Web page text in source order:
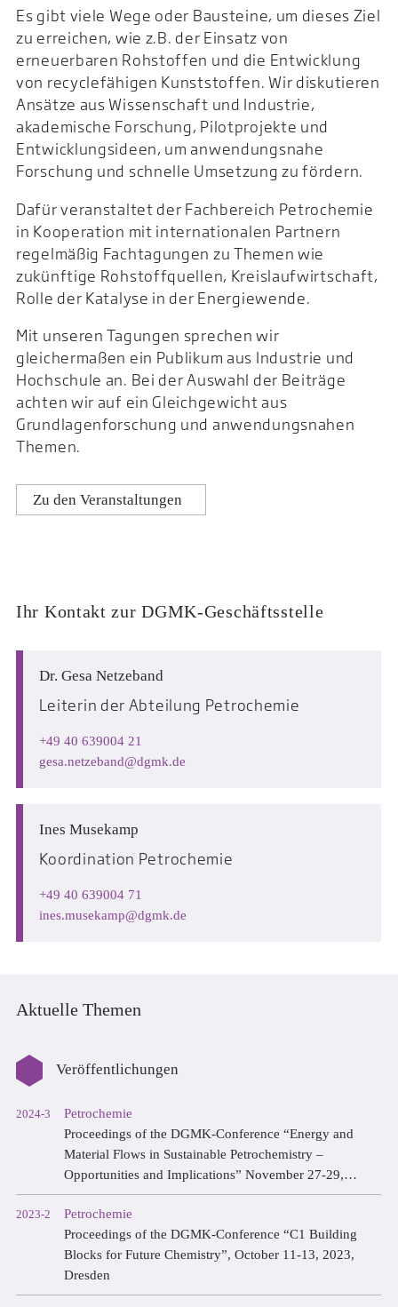
Es gibt viele Wege oder Bausteine, um dieses Ziel
zu erreichen, wie z.B. der Einsatz von
erneuerbaren Rohstoffen und die Entwicklung
von recyclefähigen Kunststoffen. Wir diskutieren
Ansätze aus Wissenschaft und Industrie,
akademische Forschung, Pilotprojekte und
Entwicklungsideen, um anwendungsnahe
Forschung und schnelle Umsetzung zu fördern.
Dafür veranstaltet der Fachbereich Petrochemie
in Kooperation mit internationalen Partnern
regelmäßig Fachtagungen zu Themen wie
zukünftige Rohstoffquellen, Kreislaufwirtschaft,
Rolle der Katalyse in der Energiewende.
Mit unseren Tagungen sprechen wir
gleichermaßen ein Publikum aus Industrie und
Hochschule an. Bei der Auswahl der Beiträge
achten wir auf ein Gleichgewicht aus
Grundlagenforschung und anwendungsnahen
Themen.
Zu den Veranstaltungen
Ihr Kontakt zur DGMK-Geschäftsstelle
Dr. Gesa Netzeband
Leiterin der Abteilung Petrochemie
+49 40 639004 21
gesa.netzeband
dgmk.de
Ines Musekamp
Koordination Petrochemie
+49 40 639004 71
ines.musekamp
dgmk.de
Aktuelle Themen
Veröffentlichungen
2024-3
Petrochemie
Proceedings of the DGMK-Conference “Energy and
Material Flows in Sustainable Petrochemistry –
Opportunities and Implications” November 27-29,
2024, Hamburg
2023-2
Petrochemie
Proceedings of the DGMK-Conference “C1 Building
Blocks for Future Chemistry”, October 11-13, 2023,
Dresden